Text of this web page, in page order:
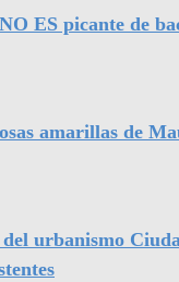
ES picante de
amarillas de
urbanismo